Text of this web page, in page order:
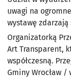
uwagi na
wystawę
Organizatorką
Art Transparent,
współczesną.
Gminy Wrocław /